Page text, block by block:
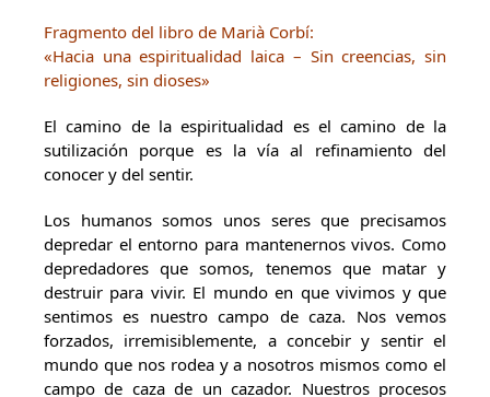
Fragmento del libro de Marià Corbí:
«Hacia una espiritualidad laica – Sin creencias, sin
religiones, sin dioses»
El camino de la espiritualidad es el camino de la
sutilización porque es la vía al refinamiento del
conocer y del sentir.
Los humanos somos unos seres que precisamos
depredar el entorno para mantenernos vivos. Como
depredadores que somos, tenemos que matar y
destruir para vivir. El mundo en que vivimos y que
sentimos es nuestro campo de caza. Nos vemos
forzados, irremisiblemente, a concebir y sentir el
mundo que nos rodea y a nosotros mismos como el
campo de caza de un cazador. Nuestros procesos